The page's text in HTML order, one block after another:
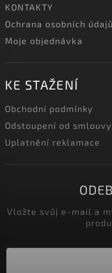
KONTAKTY
Ochrana osobních údajů
Moje objednávka
KE STAŽENÍ
Obchodní podmínky
Odstoupení od smlouvy
Uplatnění reklamace
Vložte svůj e-mail a